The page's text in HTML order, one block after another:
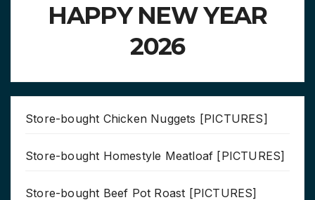
HAPPY NEW YEAR
2026
Store-bought Chicken Nuggets [PICTURES]
Store-bought Homestyle Meatloaf [PICTURES]
Store-bought Beef Pot Roast [PICTURES]